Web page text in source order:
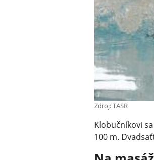
Zdroj: TASR
Klobučníkovi
100 m.